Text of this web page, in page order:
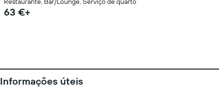
63 €+
Informações úteis